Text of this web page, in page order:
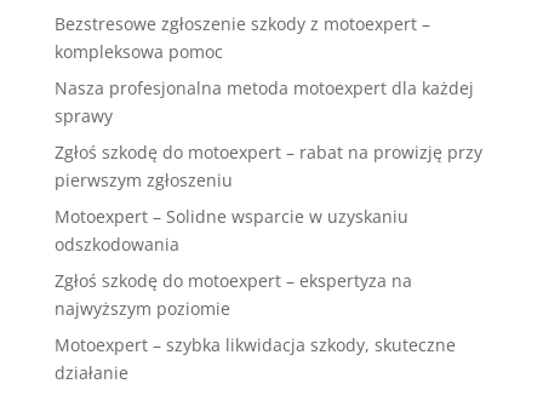
Bezstresowe zgłoszenie szkody z motoexpert –
kompleksowa pomoc
Nasza profesjonalna metoda motoexpert dla każdej
sprawy
Zgłoś szkodę do motoexpert – rabat na prowizję przy
pierwszym zgłoszeniu
Motoexpert – Solidne wsparcie w uzyskaniu
odszkodowania
Zgłoś szkodę do motoexpert – ekspertyza na
najwyższym poziomie
Motoexpert – szybka likwidacja szkody, skuteczne
działanie